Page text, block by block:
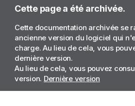
Cette page a été archivée.
Cette documentation archivée se
ancienne version du logiciel qui
charge. Au lieu de cela, vous
dernière version.
Au lieu de cela, vous pouvez
version. Dernière version